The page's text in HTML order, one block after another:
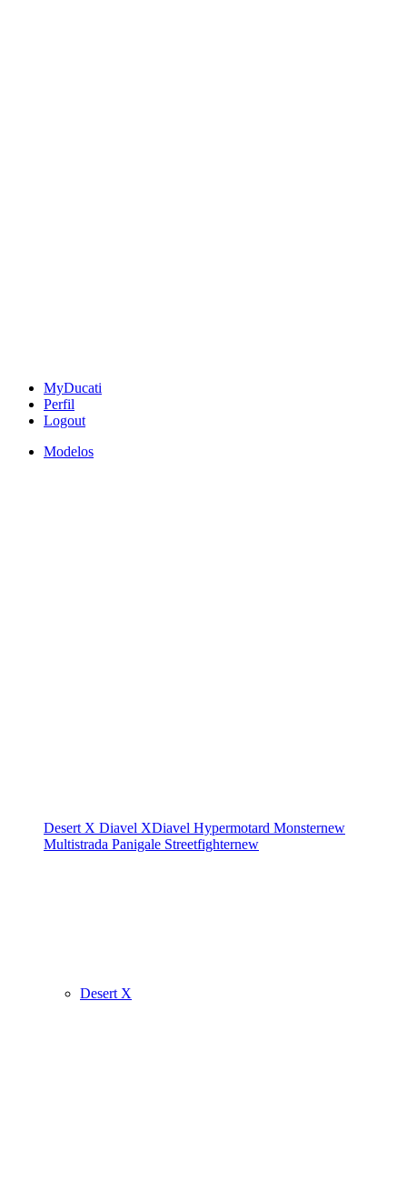
MyDucati
Perfil
Logout
Modelos
Desert X Diavel XDiavel Hypermotard Monsternew
Multistrada Panigale Streetfighternew
Desert X